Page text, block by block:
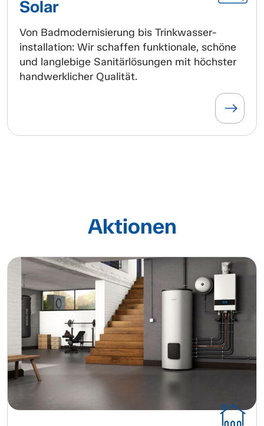
Solar
Von Badmodernisierung bis Trinkwasser-
installation: Wir schaffen funktionale, schöne
und langlebige Sanitärlösungen mit höchster
handwerklicher Qualität.
Aktionen